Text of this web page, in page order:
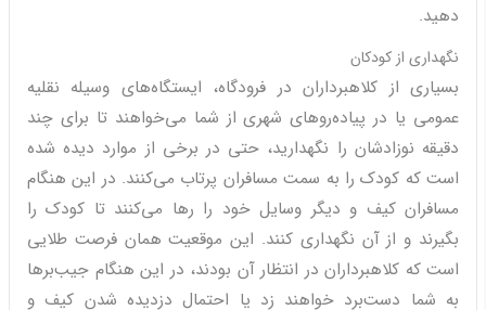
دهید.
نگهداری از کودکان
بسیاری از کلاهبرداران در فرودگاه، ایستگاه‌های وسیله نقلیه
عمومی یا در پیاده‌روهای شهری از شما می‌خواهند تا برای چند
دقیقه نوزادشان را نگهدارید، حتی در برخی از موارد دیده شده
است که کودک را به سمت مسافران پرتاب می‌کنند. در این هنگام
مسافران کیف و دیگر وسایل خود را رها می‌کنند تا کودک را
بگیرند و از آن نگهداری کنند. این موقعیت همان فرصت طلایی
است که کلاهبرداران در انتظار آن بودند، در این هنگام جیب‌برها
به شما دست‌برد خواهند زد یا احتمال دزدیده شدن کیف و